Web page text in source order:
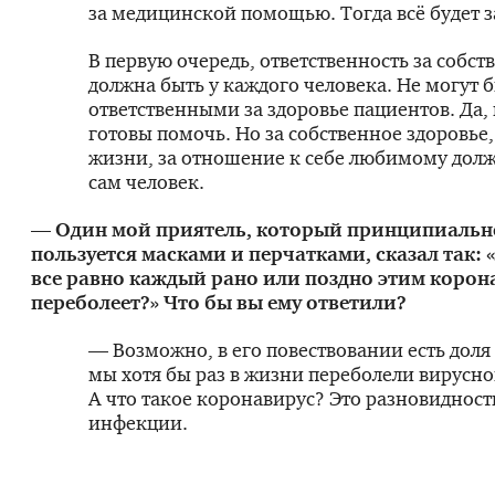
за медицинской помощью. Тогда всё будет
В первую очередь, ответственность за
должна быть у каждого человека. Не могут
ответственными за здоровье пациентов. Да,
готовы помочь. Но за собственное
жизни, за отношение к себе любимому
сам человек.
— Один мой приятель, который
пользуется масками и перчатками, сказал так:
все равно каждый рано или поздно этим
переболеет?» Что бы вы ему ответили?
— Возможно, в его повествовании есть
мы хотя бы раз в жизни переболели
А что такое коронавирус? Это
инфекции.